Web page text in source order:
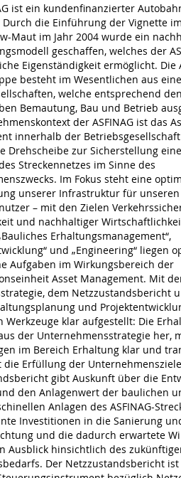
ist ein kundenfinanzierter
die Einführung der Vignette
Maut im Jahr 2004 wurde ein
geschaffen, welches der
Eigenständigkeit ermöglicht. Die
besteht im Wesentlichen aus
welche entsprechend
Bemautung, Bau und Betrieb
der ASFINAG ist das
innerhalb der Betriebsgesellschaft
Drehscheibe zur Sicherstellung
Streckennetzes im Sinne des
Im Fokus steht eine
unserer Infrastruktur für
– mit den Zielen
und nachhaltiger
Erhaltungsmanagement“,
und „Engineering“ liegen
Aufgaben im Wirkungsbereich der
Asset Management. Mit
dem Netzzustandsbericht
und
Werkzeuge klar aufgestellt: Die
der Unternehmensstrategie her,
im Bereich Erhaltung klar und
die Erfüllung der
gibt Auskunft über die
den Anlagenwert der baulichen
Anlagen des ASFINAG-
Investitionen in die Sanierung
und die dadurch erwartete
Ausblick hinsichtlich des
Der Netzzustandsbericht